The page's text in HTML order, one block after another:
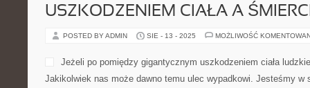
USZKODZENIEM CIAŁA A
POSTED BY ADMIN SIE - 13 - 2025 MOŻLIWOŚĆ
Jeżeli po pomiędzy gigantycznym uszkodzeniem ciała
Jakikolwiek nas może dawno temu ulec wypadkowi. Jesteśmy w